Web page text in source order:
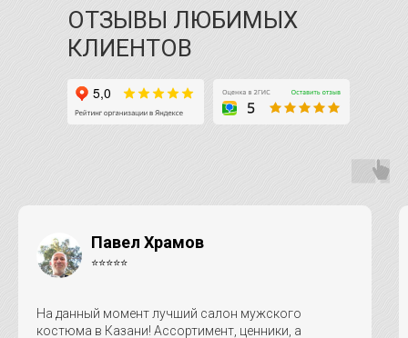
ОТЗЫВЫ ЛЮБИМЫХ
КЛИЕНТОВ
Павел Храмов
⭐⭐⭐⭐⭐
На данный момент лучший салон мужского
костюма в Казани! Ассортимент, ценники, а